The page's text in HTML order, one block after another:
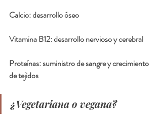
Calcio: desarrollo óseo
Vitamina B12: desarrollo nervioso y cerebral
Proteínas: suministro de sangre y crecimiento
de tejidos
¿Vegetariana o vegana?